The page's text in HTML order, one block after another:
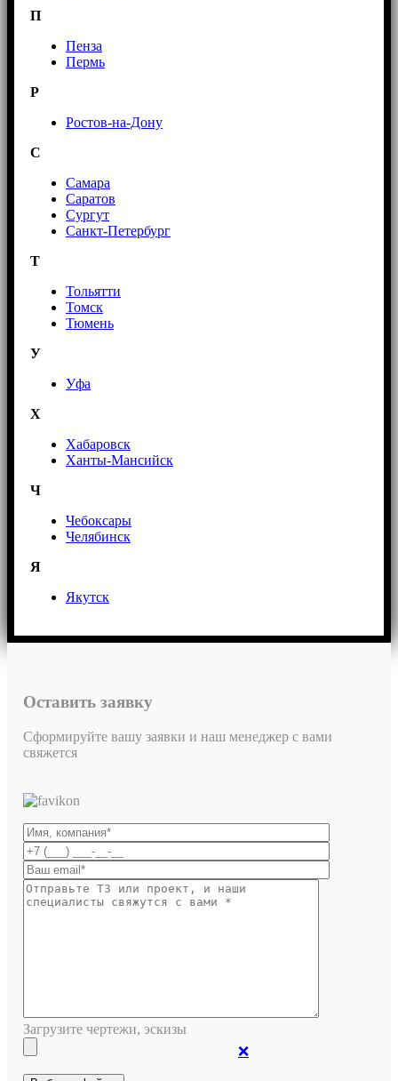
П
Пенза
Пермь
Р
Ростов-на-Дону
С
Самара
Саратов
Сургут
Санкт-Петербург
Т
Тольятти
Томск
Тюмень
У
Уфа
Х
Хабаровск
Ханты-Мансийск
Ч
Чебоксары
Челябинск
Я
Якутск
Оставить заявку
Сформируйте вашу заявки и наш менеджер с вами
свяжется
Загрузите чертежи, эскизы
❌